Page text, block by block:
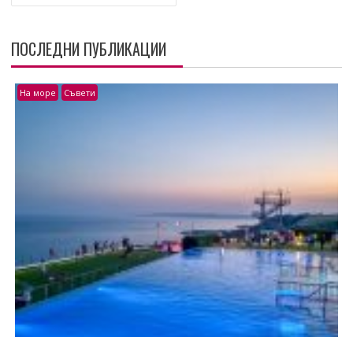
ПОСЛЕДНИ ПУБЛИКАЦИИ
На море Съвети